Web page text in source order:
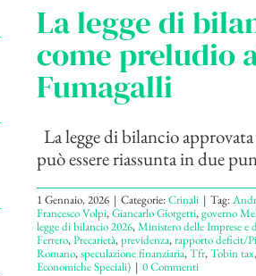
La legge di
come preludio
Fumagalli
La legge di bilancio
può essere riassunta in due
1 Gennaio, 2026 | Categorie:Crinali | Tag:
Francesco Volpi,Giancarlo Giorgetti,governo
legge di bilancio 2026,Ministero delle Imprese
Ferrero,Precarietà,previdenza,rapporto deficit/
Romano,speculazione finanziaria,Tfr,Tobin tax,
Economiche Speciali) | 0 Commenti